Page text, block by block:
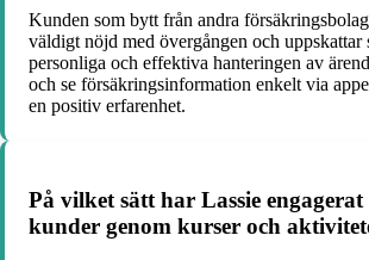
Kunden som bytt från andra
väldigt nöjd med övergången och uppskattar
personliga och effektiva hanteringen av
och se försäkringsinformation enkelt via
en positiv erfarenhet.
På vilket sätt har Lassie engagerat
kunder genom kurser och